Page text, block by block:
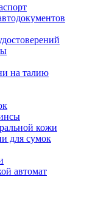
на талию
кожи
для сумок
автомат